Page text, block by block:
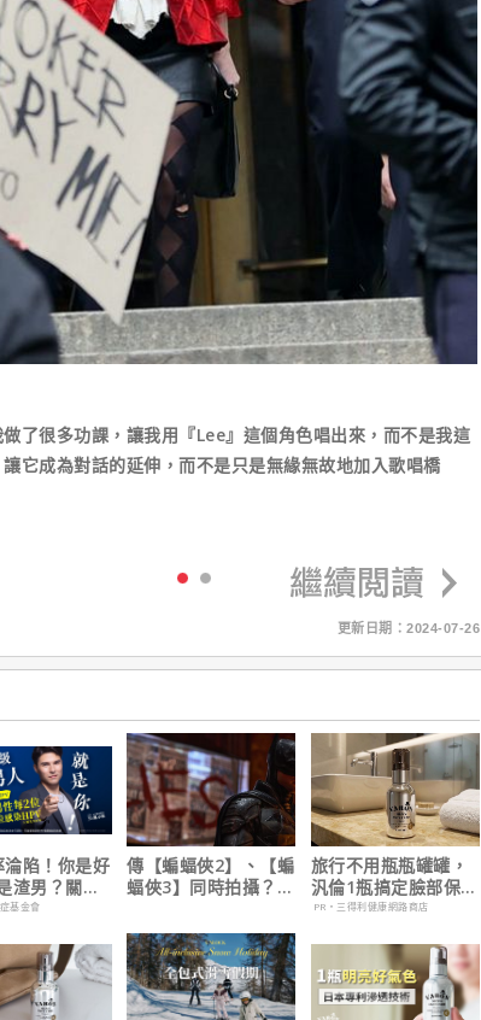
做了很多功課，讓我用『Lee』這個角色唱出來，而不是我這
它成為對話的延伸，而不是只是無緣無故地加入歌唱橋
更新日期：2024-07-26
陷！你是好
渣男？關鍵
基金會
傳【蝙蝠俠2】、【蝙
蝠俠3】同時拍攝？詹
旅行不用瓶瓶罐罐，
汎倫1瓶搞定臉部保
養！
PR・三得利健康網路商店